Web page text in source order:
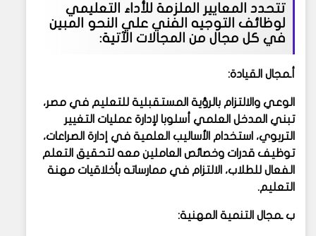
تتحدد المعايير الملزمة للأداء التعليمي
لوظائف التوجيه الفني علي النحو المبين
في كل مجال من المجالات الآتية:
أـمجال القيادة:
الوعي والالتزام بالرؤية المستقبلية للتعليم في مصر،
تبني المدخل العلمي أسلوبا لإدارة عمليات التغيير
التربوي، استخدام الأساليب العلمية في إدارة الصراعات،
توظيف قدرات وخصائص العاملين معه لتحقيق التعلم
الفعال للطلاب، الالتزام في ممارساته بأخلاقيات مهنة
التعليم.
ب ـمجال التنمية المهنية: